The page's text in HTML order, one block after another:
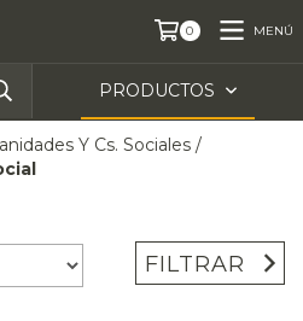
0 MENÚ
PRODUCTOS
Y Cs. Sociales /
FILTRAR